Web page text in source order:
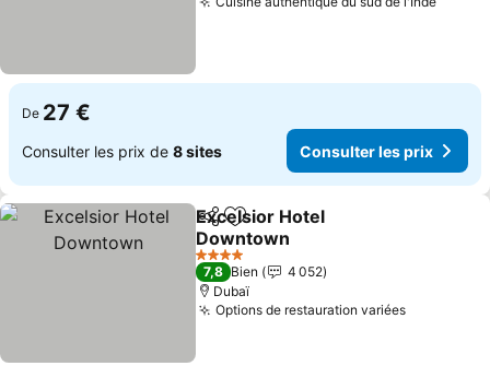
De 27 €
Consulter les prix de 8 sites Consulter les prix
PartagerAjouter à mes favoris
Excelsior Hotel
Downtown
Consulter les prix
4 Étoiles
7,8 Bien
4 052
Dubaï
Options de restauration variées